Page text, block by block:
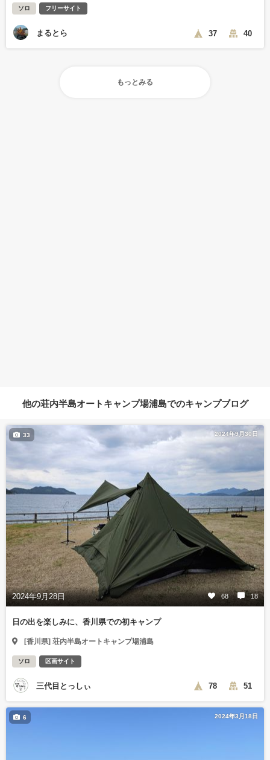
ソロ フリーサイト
まるとら 37 40
もっとみる
他の荘内半島オートキャンプ場浦島でのキャンプブログ
2024年9月30日
2024年9月28日 68 18
33
日の出を楽しみに、香川県での初キャンプ
[香川県] 荘内半島オートキャンプ場浦島
ソロ 区画サイト
三代目とっしぃ 78 51
2024年3月18日
6